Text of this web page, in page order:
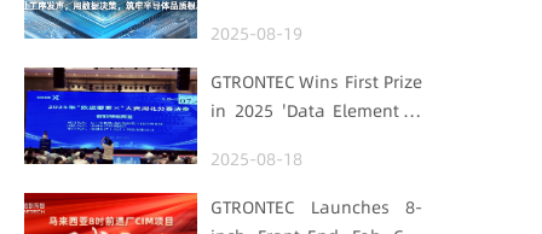
Data for Decisions,
Strengthens
Semiconductor Quality
2025-08-19
GTRONTEC Wins First Prize
in 2025 'Data Element ×'
Manufacturing Track
2025-08-18
GTRONTEC Launches 8-